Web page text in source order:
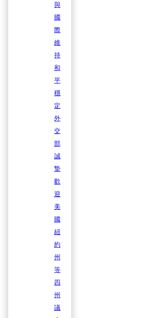
與
國
際
維
持
和
平
穩
定
外
交
部
誠
摯
歡
迎
美
國
紐
約
州
等
四
州
議